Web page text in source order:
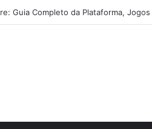
Guia Completo da Plataforma,